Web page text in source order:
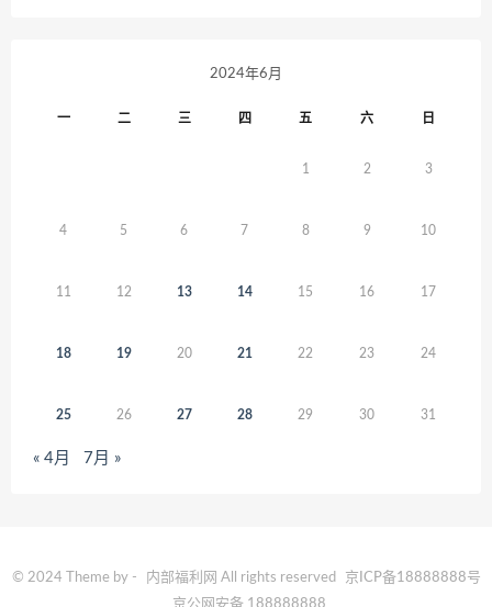
2024年6月
一 二 三 四 五 六 日
1 2 3
4 5 6 7 8 9 10
11 12 13 14 15 16 17
18 19 20 21 22 23 24
25 26 27 28 29 30 31
« 4月 7月 »
© 2024 Theme by - 内部福利网 All rights reserved
京ICP备18888888号